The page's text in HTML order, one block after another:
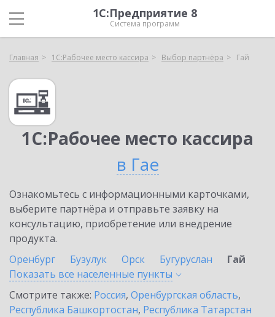
1С:Предприятие 8
Система программ
Главная 1С:Рабочее место кассира Выбор партнёра Гай
1С:Рабочее место кассира
в Гае
Ознакомьтесь с информационными карточками,
выберите партнёра и отправьте заявку на
консультацию, приобретение или внедрение
продукта.
Оренбург
Бузулук Орск Бугуруслан
Гай
Показать все населенные пункты
Смотрите также: Россия, Оренбургская область,
Республика Башкортостан, Республика Татарстан